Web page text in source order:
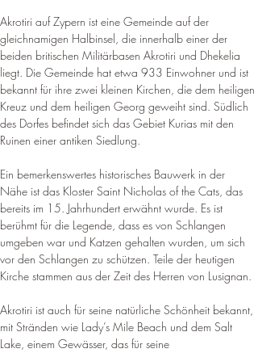
Akrotiri auf Zypern ist eine Gemeinde auf der
gleichnamigen Halbinsel, die innerhalb einer der
beiden britischen Militärbasen Akrotiri und Dhekelia
liegt. Die Gemeinde hat etwa 933 Einwohner und ist
bekannt für ihre zwei kleinen Kirchen, die dem heiligen
Kreuz und dem heiligen Georg geweiht sind. Südlich
des Dorfes befindet sich das Gebiet Kurias mit den
Ruinen einer antiken Siedlung.
Ein bemerkenswertes historisches Bauwerk in der
Nähe ist das Kloster Saint Nicholas of the Cats, das
bereits im 15. Jahrhundert erwähnt wurde. Es ist
berühmt für die Legende, dass es von Schlangen
umgeben war und Katzen gehalten wurden, um sich
vor den Schlangen zu schützen. Teile der heutigen
Kirche stammen aus der Zeit des Herren von Lusignan.
Akrotiri ist auch für seine natürliche Schönheit bekannt,
mit Stränden wie Lady’s Mile Beach und dem Salt
Lake, einem Gewässer, das für seine